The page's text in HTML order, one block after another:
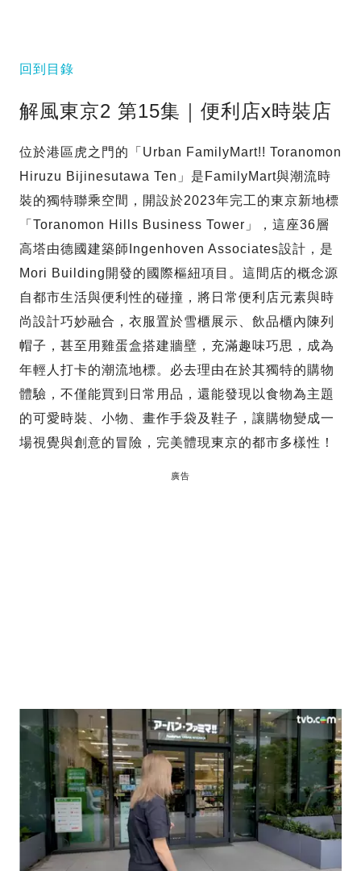
回到目錄
解風東京2 第15集｜便利店x時裝店
位於港區虎之門的「Urban FamilyMart!! Toranomon
Hiruzu Bijinesutawa Ten」是FamilyMart與潮流時
裝的獨特聯乘空間，開設於2023年完工的東京新地標
「Toranomon Hills Business Tower」，這座36層
高塔由德國建築師Ingenhoven Associates設計，是
Mori Building開發的國際樞紐項目。這間店的概念源
自都市生活與便利性的碰撞，將日常便利店元素與時
尚設計巧妙融合，衣服置於雪櫃展示、飲品櫃內陳列
帽子，甚至用雞蛋盒搭建牆壁，充滿趣味巧思，成為
年輕人打卡的潮流地標。必去理由在於其獨特的購物
體驗，不僅能買到日常用品，還能發現以食物為主題
的可愛時裝、小物、畫作手袋及鞋子，讓購物變成一
場視覺與創意的冒險，完美體現東京的都市多樣性！
廣告